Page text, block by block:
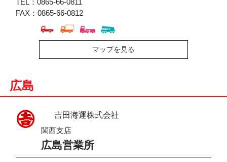
FAX：0865-66-0812
マップを見る
広島
吉田海運株式会社
関西支店
広島営業所